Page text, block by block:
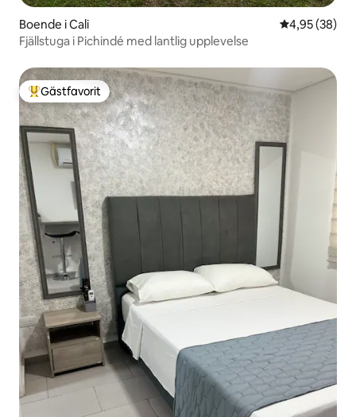
Boende i Cali 4,95 av 5 i
4,95 (38)
Fjällstuga i Pichindé med lantlig upplevelse
Populär gästfavorit
Gästfavorit